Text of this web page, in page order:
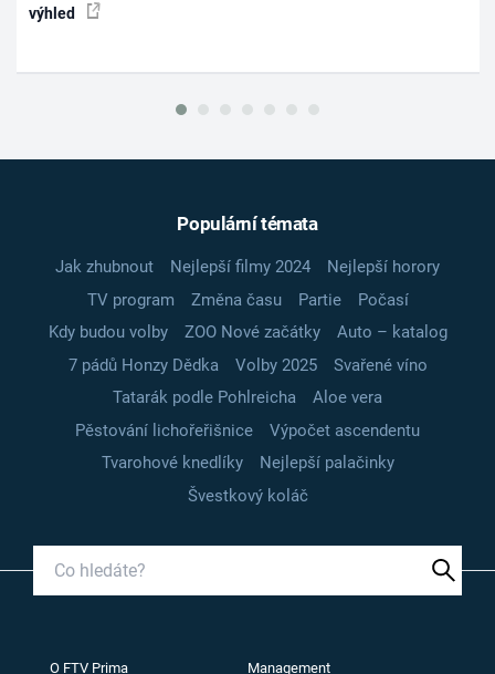
výhled
Populární témata
Jak zhubnout Nejlepší filmy 2024
Nejlepší horory
TV program
Změna času Partie
Počasí
Kdy budou volby
ZOO Nové začátky
Auto – katalog
7 pádů Honzy Dědka
Volby 2025
Svařené víno
Tatarák podle Pohlreicha
Aloe vera
Pěstování lichořeřišnice
Výpočet ascendentu
Tvarohové knedlíky
Nejlepší palačinky
Švestkový koláč
O FTV Prima Management